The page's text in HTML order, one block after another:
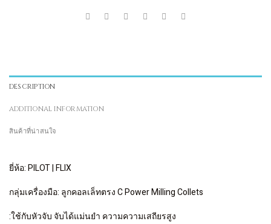
DESCRIPTION
ADDITIONAL INFORMATION
สินค้าที่น่าสนใจ
ยี่ห้อ: PILOT | FLIX
กลุ่มเครื่องมือ: ลูกคอลเล็ทตรง C Power Milling Collets
:ใช้กับหัวจับ จับได้แม่นยำ ความความเสถียรสูง